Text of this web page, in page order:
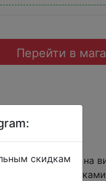
Перейти в
+ промокод на
+ знижка
скидкам